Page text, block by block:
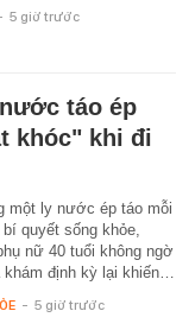
5 giờ trước
táo ép
khóc" khi đi
một ly nước ép táo mỗi
quyết sống khỏe,
nữ 40 tuổi không ngờ
khám định kỳ lại khiến…
- 5 giờ trước